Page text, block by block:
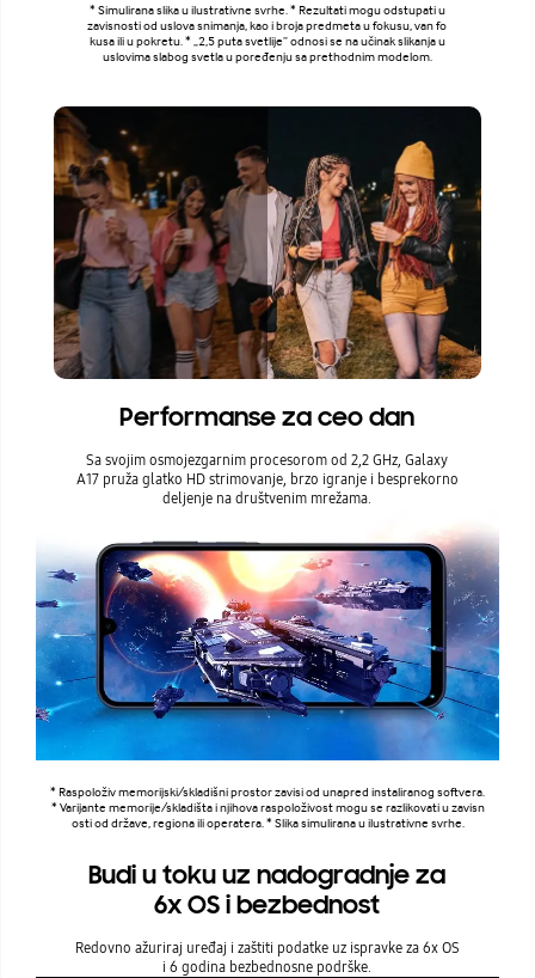
* Simulirana slika u ilustrativne svrhe. * Rezultati mogu odstupati u
zavisnosti od uslova snimanja, kao i broja predmeta u fokusu, van fo
kusa ili u pokretu. * „2,5 puta svetlije” odnosi se na učinak slikanja u
uslovima slabog svetla u poređenju sa prethodnim modelom.
Performanse za ceo dan
Sa svojim osmojezgarnim procesorom od 2,2 GHz, Galaxy
A17 pruža glatko HD strimovanje, brzo igranje i besprekorno
deljenje na društvenim mrežama.
* Raspoloživ memorijski/skladišni prostor zavisi od unapred instaliranog softvera.
* Varijante memorije/skladišta i njihova raspoloživost mogu se razlikovati u zavisn
osti od države, regiona ili operatera. * Slika simulirana u ilustrativne svrhe.
Budi u toku uz nadogradnje za
6x OS i bezbednost
Redovno ažuriraj uređaj i zaštiti podatke uz ispravke za 6x OS
i 6 godina bezbednosne podrške.